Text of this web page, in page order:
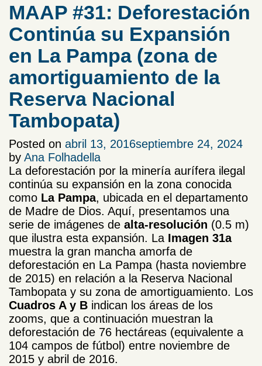
MAAP #31: Deforestación
Continúa su Expansión
en La Pampa (zona de
amortiguamiento de la
Reserva Nacional
Tambopata)
Posted on abril 13, 2016septiembre 24, 2024
by Ana Folhadella
La deforestación por la minería aurífera ilegal
continúa su expansión en la zona conocida
como La Pampa, ubicada en el departamento
de Madre de Dios. Aquí, presentamos una
serie de imágenes de alta-resolución (0.5 m)
que ilustra esta expansión. La Imagen 31a
muestra la gran mancha amorfa de
deforestación en La Pampa (hasta noviembre
de 2015) en relación a la Reserva Nacional
Tambopata y su zona de amortiguamiento. Los
Cuadros A y B indican los áreas de los
zooms, que a continuación muestran la
deforestación de 76 hectáreas (equivalente a
104 campos de fútbol) entre noviembre de
2015 y abril de 2016.